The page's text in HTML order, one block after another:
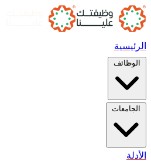
الرئيسية
الوظائف
الجامعات
الأدلة